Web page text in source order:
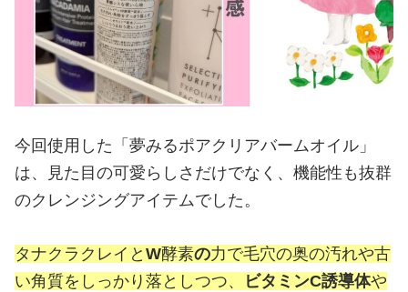
今回使用した「夢みるポアクリアバームオイル」
は、見た目の可愛らしさだけでなく、機能性も抜群
のクレンジングアイテムでした。
タナクラクレイと W酵素の力で毛穴の奥の汚れや古
い角質をしっかり落としつつ、
ビタミンC誘導体や